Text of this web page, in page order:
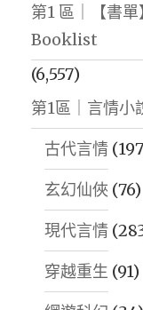
第1 區｜【書
Booklist
(6,557)
第1區｜言情小
古代言情
玄幻仙俠 (76)
現代言情
穿越重生 (91)